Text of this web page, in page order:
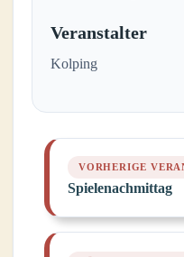
Veranstalter
Kolping
Spielenachmittag